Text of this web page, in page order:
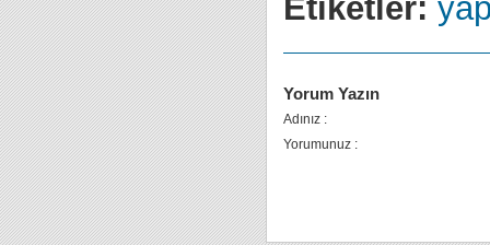
Etiketler:
Yorum Yazın
Adınız :
Yorumunuz :